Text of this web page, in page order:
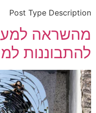
Post Type Description
מהשראה
להתבוננות